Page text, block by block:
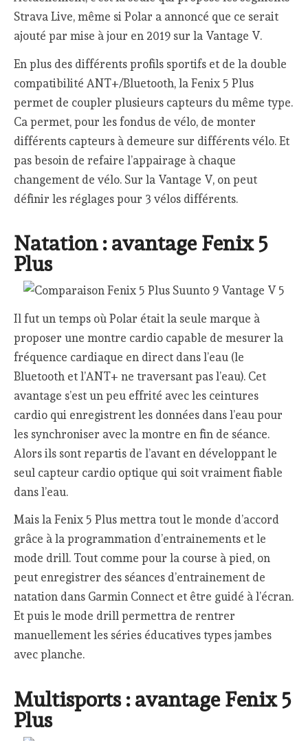
Strava Live, même si Polar a annoncé que ce serait
ajouté par mise à jour en 2019 sur la Vantage V.
En plus des différents profils sportifs et de la double
compatibilité ANT+/Bluetooth, la Fenix 5 Plus
permet de coupler plusieurs capteurs du même type.
Ca permet, pour les fondus de vélo, de monter
différents capteurs à demeure sur différents vélo. Et
pas besoin de refaire l’appairage à chaque
changement de vélo. Sur la Vantage V, on peut
définir les réglages pour 3 vélos différents.
Natation : avantage Fenix 5
Plus
Il fut un temps où Polar était la seule marque à
proposer une montre cardio capable de mesurer la
fréquence cardiaque en direct dans l’eau (le
Bluetooth et l’ANT+ ne traversant pas l’eau). Cet
avantage s’est un peu effrité avec les ceintures
cardio qui enregistrent les données dans l’eau pour
les synchroniser avec la montre en fin de séance.
Alors ils sont repartis de l’avant en développant le
seul capteur cardio optique qui soit vraiment fiable
dans l’eau.
Mais la Fenix 5 Plus mettra tout le monde d’accord
grâce à la programmation d’entrainements et le
mode drill. Tout comme pour la course à pied, on
peut enregistrer des séances d’entrainement de
natation dans Garmin Connect et être guidé à l’écran.
Et puis le mode drill permettra de rentrer
manuellement les séries éducatives types jambes
avec planche.
Multisports : avantage Fenix 5
Plus